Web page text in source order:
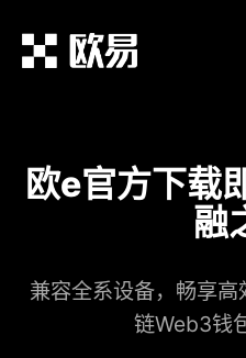
欧e官方下载
融
兼容全系设备，畅享
链Web3钱